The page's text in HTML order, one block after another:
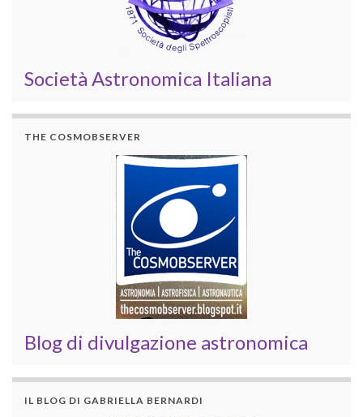
Società Astronomica Italiana
THE COSMOBSERVER
Blog di divulgazione astronomica
IL BLOG DI GABRIELLA BERNARDI